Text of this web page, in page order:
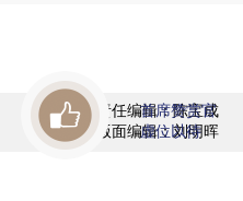
责任编辑：陈宝成
版面编辑：刘明晖
首席赞赏官
虚位以待